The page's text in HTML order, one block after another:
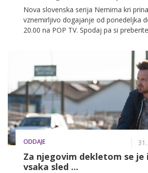
Nova slovenska serija Nemirna kri
vznemirljivo dogajanje od ponedeljka
20.00 na POP TV. Spodaj pa si
ODDAJE
Za njegovim dekletom se je
vsaka sled ...